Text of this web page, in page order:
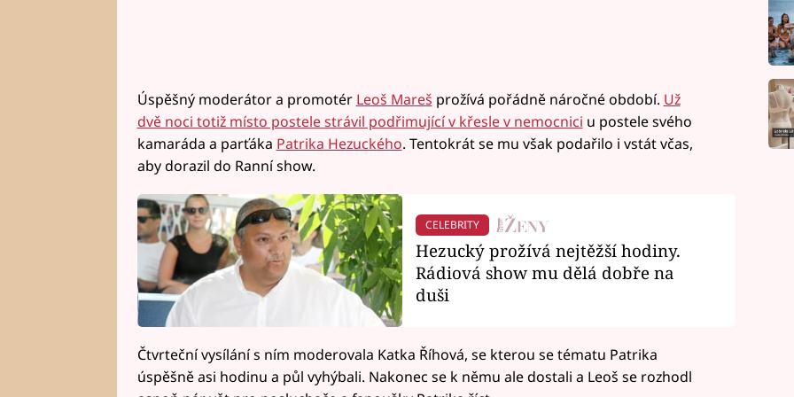
Úspěšný moderátor a promotér Leoš Mareš prožívá pořádně náročné období. Už
dvě noci totiž místo postele strávil podřimující v křesle v nemocnici u postele svého
kamaráda a parťáka Patrika Hezuckého. Tentokrát se mu však podařilo i vstát včas,
aby dorazil do Ranní show.
CELEBRITY
Hezucký prožívá nejtěžší hodiny.
Rádiová show mu dělá dobře na
duši
Čtvrteční vysílání s ním moderovala Katka Říhová, se kterou se tématu Patrika
úspěšně asi hodinu a půl vyhýbali. Nakonec se k němu ale dostali a Leoš se rozhodl